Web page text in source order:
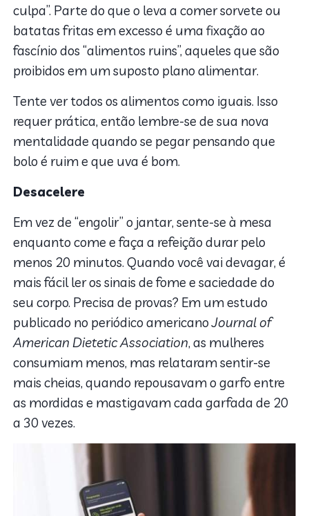
culpa”. Parte do que o leva a comer sorvete ou
batatas fritas em excesso é uma fixação ao
fascínio dos “alimentos ruins”, aqueles que são
proibidos em um suposto plano alimentar.
Tente ver todos os alimentos como iguais. Isso
requer prática, então lembre-se de sua nova
mentalidade quando se pegar pensando que
bolo é ruim e que uva é bom.
Desacelere
Em vez de “engolir” o jantar, sente-se à mesa
enquanto come e faça a refeição durar pelo
menos 20 minutos. Quando você vai devagar, é
mais fácil ler os sinais de fome e saciedade do
seu corpo. Precisa de provas? Em um estudo
publicado no periódico americanoJournal of
American Dietetic Association, as mulheres
consumiam menos, mas relataram sentir-se
mais cheias, quando repousavam o garfo entre
as mordidas e mastigavam cada garfada de 20
a 30 vezes.